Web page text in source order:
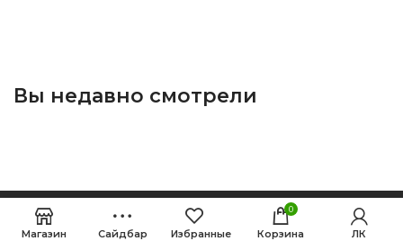
Вы недавно смотрели
Магазин Сайдбар Избранные
0
Корзина ЛК